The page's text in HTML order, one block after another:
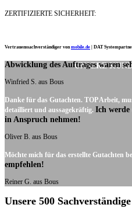
ZERTIFIZIERTE SICHERHEIT:
Vertrauenssachverständiger vonmobile.de DAT
UNSERE
Abwicklung des Auftrages waren
Winfried S. aus Bous
Danke für das Gutachten. TOP Arbeit,
detailliert und aussagekräftig. Ich
in Anspruch nehmen!
Oliver B. aus Bous
Möchte mich für das erstellte Gutachten
empfehlen!
Reiner G. aus Bous
Unsere 500